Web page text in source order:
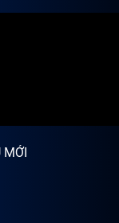
MỚI